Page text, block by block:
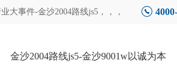
大事件-金沙2004路线js5 ，，，
金沙2004路线js5-金沙9001w以诚为本